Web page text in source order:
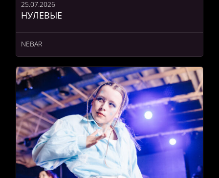
НУЛЕВЫЕ
25.07.2026
NEBAR